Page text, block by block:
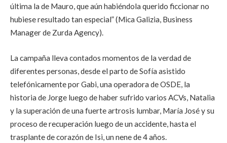
última la de Mauro, que aún habiéndola querido ficcionar no
hubiese resultado tan especial” (Mica Galizia, Business
Manager de Zurda Agency).
La campaña lleva contados momentos de la verdad de
diferentes personas, desde el parto de Sofía asistido
telefónicamente por Gabi, una operadora de OSDE, la
historia de Jorge luego de haber sufrido varios ACVs, Natalia
y la superación de una fuerte artrosis lumbar, María José y su
proceso de recuperación luego de un accidente, hasta el
trasplante de corazón de Isi, un nene de 4 años.